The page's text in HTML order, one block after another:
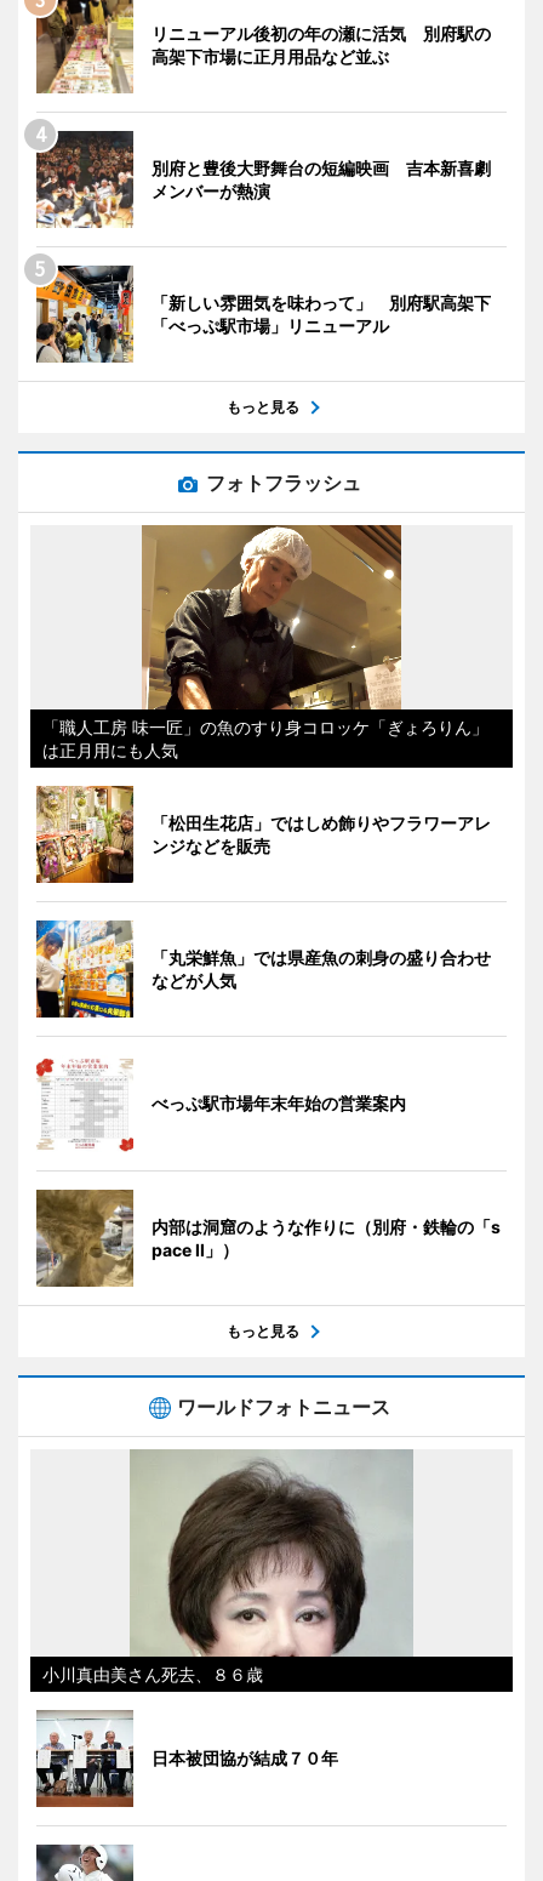
リニューアル後初の年の瀬に活気 別府駅の
高架下市場に正月用品など並ぶ
別府と豊後大野舞台の短編映画 吉本新喜劇
メンバーが熱演
「新しい雰囲気を味わって」 別府駅高架下
「べっぷ駅市場」リニューアル
もっと見る
フォトフラッシュ
「職人工房 味一匠」の魚のすり身コロッケ「ぎょろりん」
は正月用にも人気
「松田生花店」ではしめ飾りやフラワーアレ
ンジなどを販売
「丸栄鮮魚」では県産魚の刺身の盛り合わせ
などが人気
べっぷ駅市場年末年始の営業案内
内部は洞窟のような作りに（別府・鉄輪の「s
pace II」）
もっと見る
ワールドフォトニュース
小川真由美さん死去、８６歳
日本被団協が結成７０年